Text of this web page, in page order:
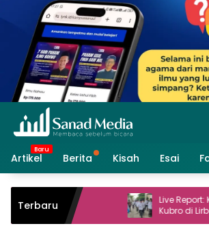
Artikel Berita Kisah Esai
Terbaru
Live Report: Keputusan
Kubro di Lirboyo 2025